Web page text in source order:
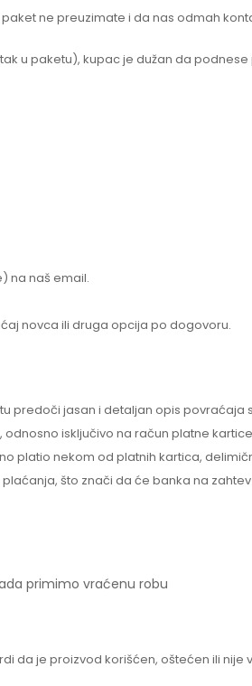
ne preuzimate i da nas odmah
u paketu), kupac je dužan da
na naš email.
novca ili druga opcija po dogovoru.
jasan i detaljan opis povraćaja
odnosno isključivo na račun platne
nekom od platnih kartica,
plaćanja, što znači da će banka na
primimo vraćenu robu
da je proizvod korišćen, oštećen ili nije